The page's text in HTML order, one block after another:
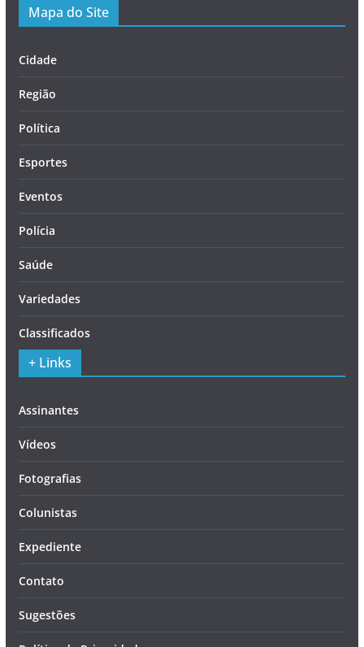
Mapa do Site
Cidade
Região
Política
Esportes
Eventos
Polícia
Saúde
Variedades
Classificados
+ Links
Assinantes
Vídeos
Fotografias
Colunistas
Expediente
Contato
Sugestões